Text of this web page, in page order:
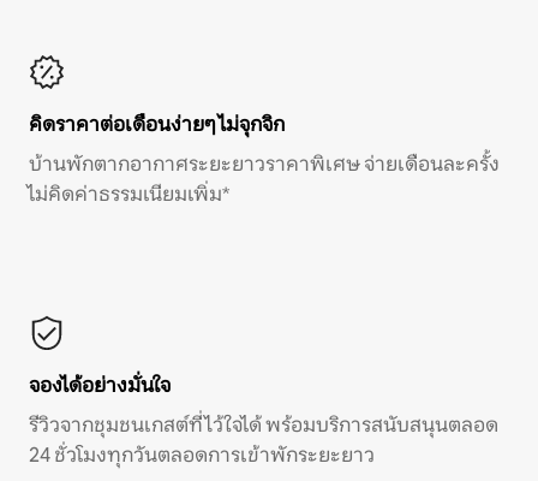
คิดราคาต่อเดือนง่ายๆ ไม่จุกจิก
บ้านพักตากอากาศระยะยาวราคาพิเศษ จ่ายเดือนละครั้ง
ไม่คิดค่าธรรมเนียมเพิ่ม*
จองได้อย่างมั่นใจ
รีวิวจากชุมชนเกสต์ที่ไว้ใจได้ พร้อมบริการสนับสนุนตลอด
24 ชั่วโมงทุกวันตลอดการเข้าพักระยะยาว